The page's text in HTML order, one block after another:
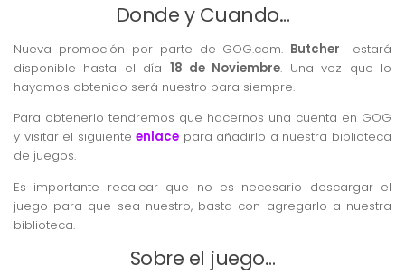
Donde y Cuando…
Nueva promoción por parte de GOG.com. Butcher estará
disponible hasta el día 18 de Noviembre. Una vez que lo
hayamos obtenido será nuestro para siempre.
Para obtenerlo tendremos que hacernos una cuenta en GOG
y visitar el siguienteenlace para añadirlo a nuestra biblioteca
de juegos.
Es importante recalcar que no es necesario descargar el
juego para que sea nuestro, basta con agregarlo a nuestra
biblioteca.
Sobre el juego…